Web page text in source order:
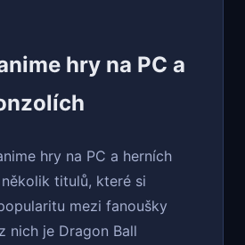
hry na PC a
hry na PC a herních
titulů, které si
mezi fanoušky
nich je Dragon Ball